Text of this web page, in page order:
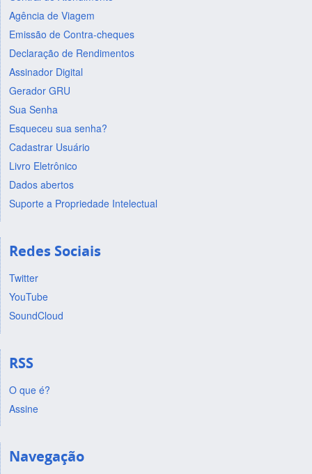
Agência de Viagem
Emissão de Contra-cheques
Declaração de Rendimentos
Assinador Digital
Gerador GRU
Sua Senha
Esqueceu sua senha?
Cadastrar Usuário
Livro Eletrônico
Dados abertos
Suporte a Propriedade Intelectual
Redes Sociais
Twitter
YouTube
SoundCloud
RSS
O que é?
Assine
Navegação